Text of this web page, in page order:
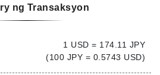
ng Transaksyon
1 USD = 174.11 JPY
(100 JPY = 0.5743 USD)